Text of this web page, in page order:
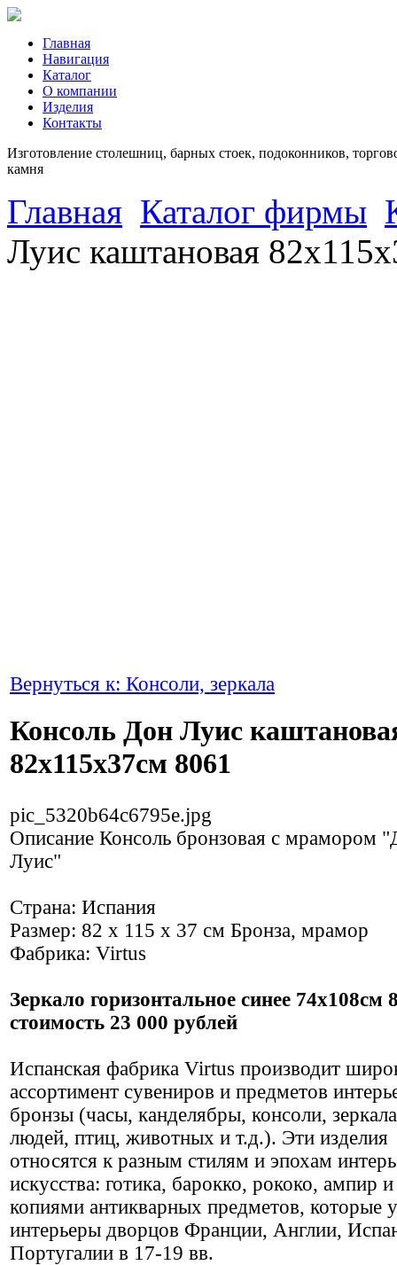
Главная
Навигация
Каталог
О компании
Изделия
Контакты
Изготовление столешниц, барных стоек, подоконников,
камня
Главная Каталог фирмы
Луис каштановая
Вернуться к: Консоли, зеркала
Консоль Дон Луис
82х115х37см 8061
pic_5320b64c6795e.jpg
Описание Консоль бронзовая с мрамором
Луис"
Страна: Испания
Размер: 82 х 115 х 37 см Бронза, мрамор
Фабрика: Virtus
Зеркало горизонтальное синее 74х108см
стоимость 23 000 рублей
Испанская фабрика Virtus производит
ассортимент сувениров и предметов
бронзы (часы, канделябры, консоли,
людей, птиц, животных и т.д.). Эти изделия
относятся к разным стилям и эпохам
искусства: готика, барокко, рококо, ампир
копиями антикварных предметов, которые
интерьеры дворцов Франции, Англии,
Португалии в 17-19 вв.